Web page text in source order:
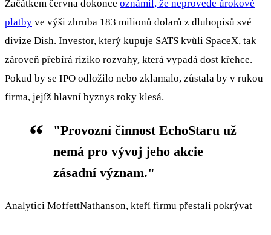
Začátkem června dokonce oznámil, že neprovede úrokové
platby ve výši zhruba 183 milionů dolarů z dluhopisů své
divize Dish. Investor, který kupuje SATS kvůli SpaceX, tak
zároveň přebírá riziko rozvahy, která vypadá dost křehce.
Pokud by se IPO odložilo nebo zklamalo, zůstala by v rukou
firma, jejíž hlavní byznys roky klesá.
"Provozní činnost EchoStaru už
nemá pro vývoj jeho akcie
zásadní význam."
Analytici MoffettNathanson, kteří firmu přestali pokrývat